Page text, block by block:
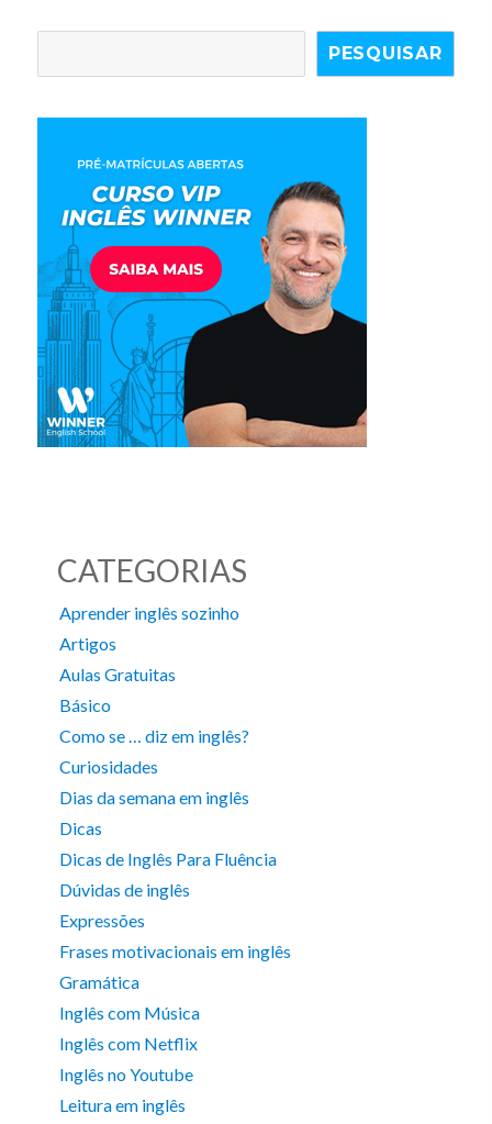
PESQUISAR
CATEGORIAS
Aprender inglês sozinho
Artigos
Aulas Gratuitas
Básico
Como se … diz em inglês?
Curiosidades
Dias da semana em inglês
Dicas
Dicas de Inglês Para Fluência
Dúvidas de inglês
Expressões
Frases motivacionais em inglês
Gramática
Inglês com Música
Inglês com Netflix
Inglês no Youtube
Leitura em inglês